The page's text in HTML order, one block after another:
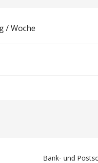
/ Woche
Bank- und